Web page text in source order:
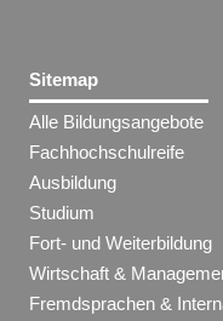
Sitemap
Alle Bildungsangebote
Fachhochschulreife
Ausbildung
Studium
Fort- und Weiterbildung
Wirtschaft &
Fremdsprachen &